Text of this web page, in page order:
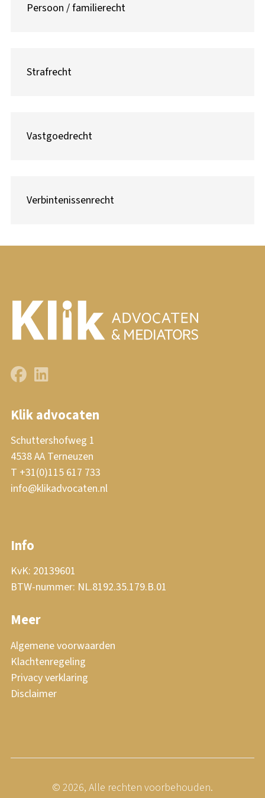
Persoon / familierecht
Strafrecht
Vastgoedrecht
Verbintenissenrecht
Klik advocaten
Schuttershofweg 1
4538 AA Terneuzen
T +31(0)115 617 733
info@klikadvocaten.nl
Info
KvK: 20139601
BTW-nummer: NL.8192.35.179.B.01
Meer
Algemene voorwaarden
Klachtenregeling
Privacy verklaring
Disclaimer
© 2026, Alle rechten voorbehouden.